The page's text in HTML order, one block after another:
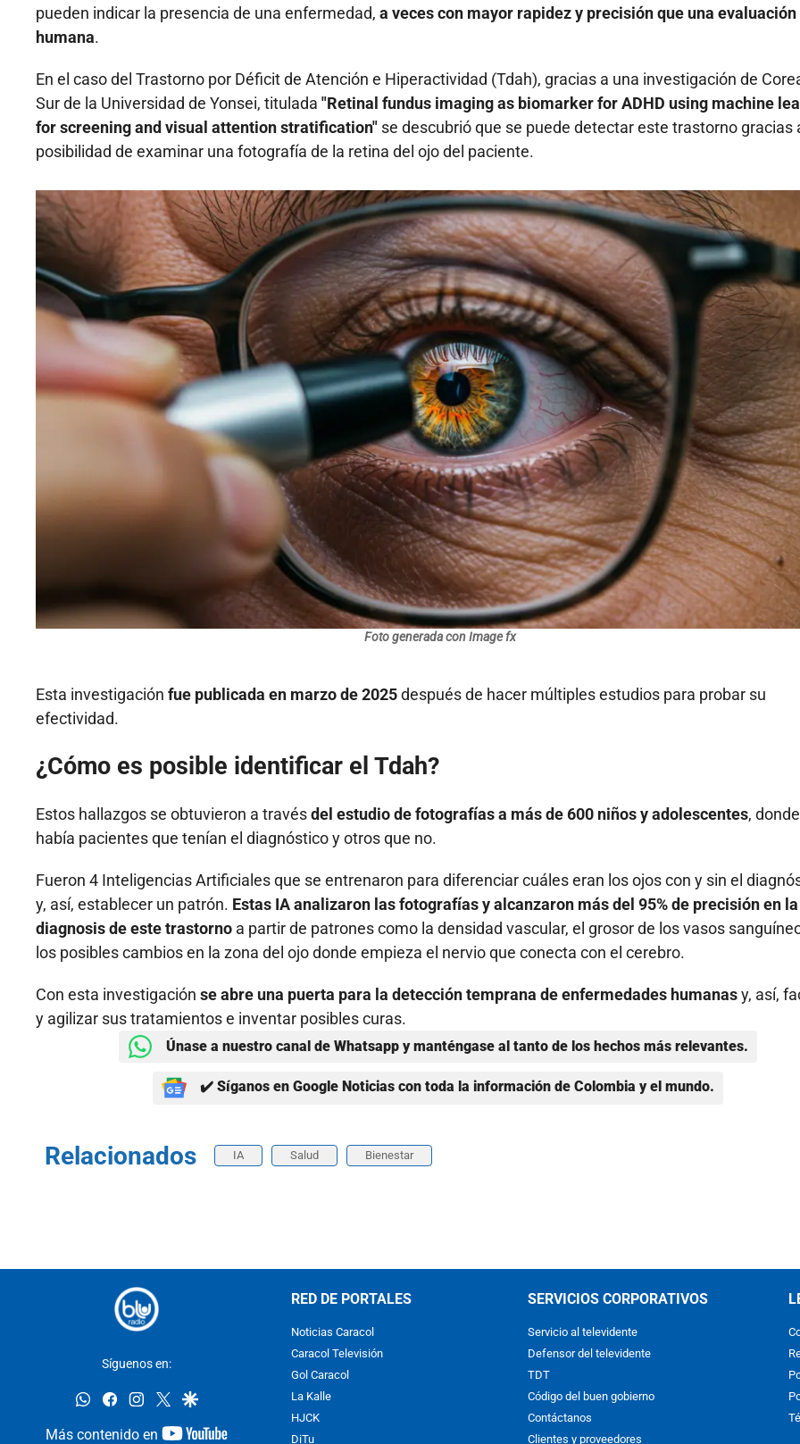
pueden indicar la presencia de una enfermedad, a veces con mayor rapidez y precisión que una evaluación
humana.
En el caso del Trastorno por Déficit de Atención e Hiperactividad (Tdah), gracias a una investigación de
Sur de la Universidad de Yonsei, titulada "Retinal fundus imaging as biomarker for ADHD using machine
for screening and visual attention stratification" se descubrió que se puede detectar este trastorno gracias
posibilidad de examinar una fotografía de la retina del ojo del paciente.
Foto generada con Image fx
Esta investigación fue publicada en marzo de 2025después de hacer múltiples estudios para probar su
efectividad.
¿Cómo es posible identificar el Tdah?
Estos hallazgos se obtuvieron a travésdel estudio de fotografías a más de 600 niños y adolescentes, donde
había pacientes que tenían el diagnóstico y otros que no.
Fueron 4 Inteligencias Artificiales que se entrenaron para diferenciar cuáles eran los ojos con y sin el
y, así, establecer un patrón. Estas IA analizaron las fotografías y alcanzaron más del 95% de precisión en la
diagnosis de este trastorno a partir de patrones como la densidad vascular, el grosor de los vasos
los posibles cambios en la zona del ojo donde empieza el nervio que conecta con el cerebro.
Con esta investigación se abre una puerta para la detección temprana de enfermedades humanasy, así,
y agilizar sus tratamientos e inventar posibles curas.
Únase a nuestro canal de Whatsapp y manténgase al tanto de los hechos más relevantes.
✔️ Síganos en Google Noticias con toda la información de Colombia y el mundo.
Relacionados IA Salud Bienestar
Síguenos en:
whatsappfacebookinstagram
twittergoogle
Más contenido en
youtube-
RED DE PORTALES
Noticias Caracol
Caracol Televisión
Gol Caracol
La Kalle
HJCK
DiTu
SERVICIOS CORPORATIVOS
Servicio al televidente
Defensor del televidente
TDT
Código del buen gobierno
Contáctanos
Clientes y proveedores